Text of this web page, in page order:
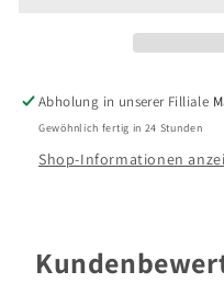
Abholung in unserer Filliale
Gewöhnlich fertig in 24 Stunden
Shop-Informationen